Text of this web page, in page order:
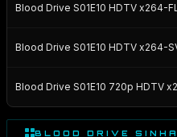
Blood Drive S01E10 HDTV x264-
Blood Drive S01E10 HDTV x264-
Blood Drive S01E10 720p HDTV
BLOOD DRIVE